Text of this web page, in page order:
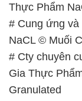
Thực Phẩm
# Cung ứng và
NaCL © Muối
# Cty chuyên
Gia Thực
Granulated